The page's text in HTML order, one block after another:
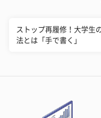
ストップ再履修！大学生
法とは「手で書く」